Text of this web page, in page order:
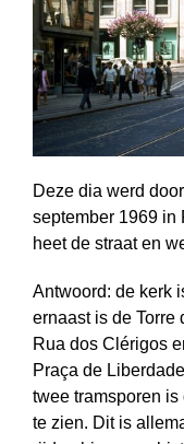
Deze dia werd
september 1969 in
heet de straat en
Antwoord: de kerk
ernaast is de Torre
Rua dos Clérigos
Praça de
twee tramsporen
te zien. Dit is